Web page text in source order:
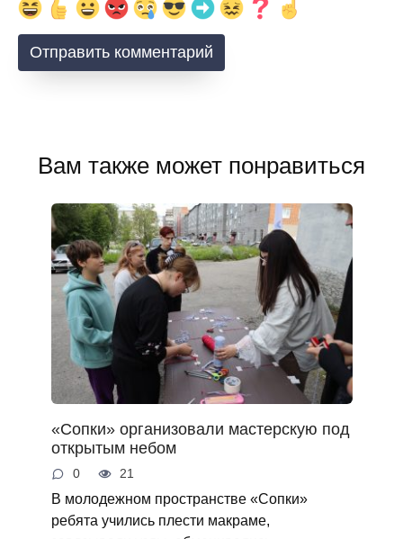
Вам также может понравиться
«Сопки» организовали мастерскую под
открытым небом
0 21
В молодежном пространстве «Сопки»
ребята учились плести макраме,